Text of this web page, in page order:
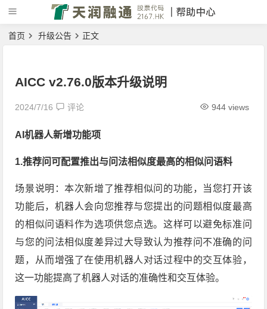
首页 升级公告 正文
AICC v2.76.0版本升级说明
2024/7/16 评论 944 views
AI机器人新增功能项
1.推荐问可配置推出与问法相似度最高的相似问语料
场景说明：本次新增了推荐相似问的功能，当您打开该
功能后，机器人会向您推荐与您提出的问题相似度最高
的相似问语料作为选项供您点选。这样可以避免标准问
与您的问法相似度差异过大导致认为推荐问不准确的问
题，从而增强了在使用机器人对话过程中的交互体验，
这一功能提高了机器人对话的准确性和交互体验。